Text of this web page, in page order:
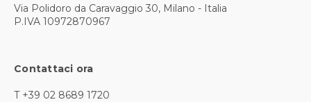
Via Polidoro da Caravaggio 30, Milano - Italia
P.IVA 10972870967
Contattaci ora
T +39 02 8689 1720